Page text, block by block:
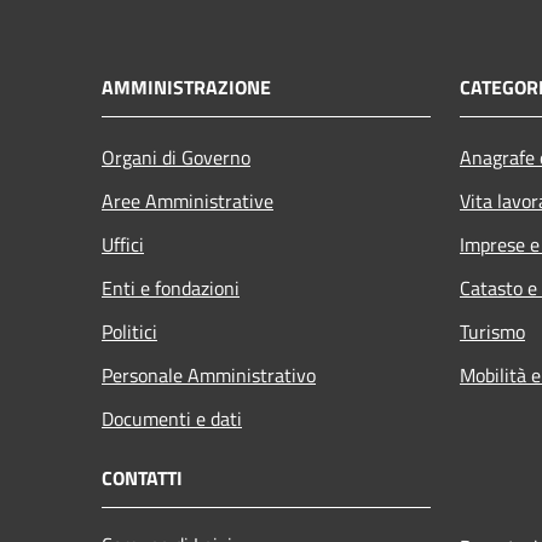
AMMINISTRAZIONE
Organi di Governo
Aree Amministrative
Uffici
Enti e fondazioni
Politici
Personale Amministrativo
Documenti e dati
Vita
Imprese
Catasto
Turismo
Mobilità
CONTATTI